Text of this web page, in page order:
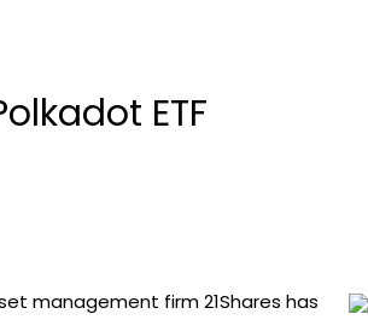
ETF
management firm 21Shares has